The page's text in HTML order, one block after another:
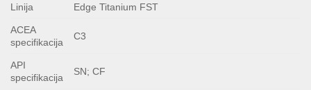
Linija Edge Titanium FST
ACEA
specifikacija
C3
API
specifikacija
SN; CF